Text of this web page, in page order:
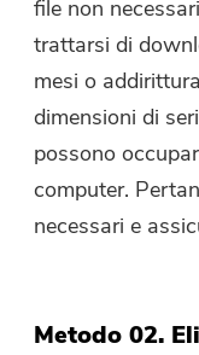
file non
trattarsi di
mesi o
dimensioni di
possono
computer.
necessari e
Metodo 02.